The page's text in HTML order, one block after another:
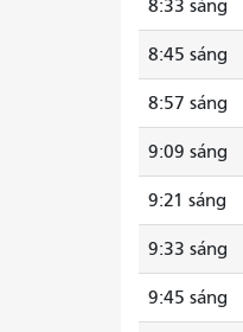
8:33 sáng
8:45 sáng
8:57 sáng
9:09 sáng
9:21 sáng
9:33 sáng
9:45 sáng